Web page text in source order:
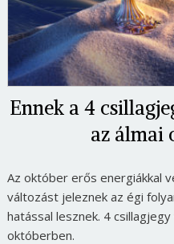
Ennek a 4
az álmai
Az október erős energiákkal
változást jeleznek az égi
hatással lesznek. 4
októberben.